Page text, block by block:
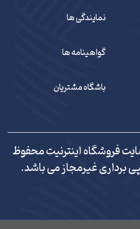
نمایندگی ها
گواهینامه ها
باشگاه مشتریان
فروشگاه اینترنیت محفوظ
برداری غیرمجاز می باشد.